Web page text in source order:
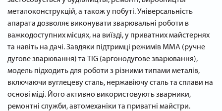
металоконструкцій, а також у побуті. Універсальність
апарата дозволяє виконувати зварювальні роботи в
важкодоступних місцях, на виїзді, у приватних майстернях
та навіть на дачі. Завдяки підтримці режимів MMA (ручне
дугове зварювання) та TIG (аргонодугове зварювання),
модель підходить для роботи з різними типами металів,
включаючи вуглецеву сталь, нержавіючу сталь та сплави на
основі міді. Його активно використовують зварники,
ремонтні служби, автомеханіки та приватні майстри.